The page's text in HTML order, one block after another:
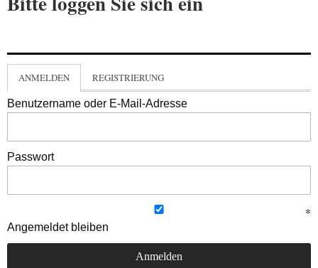
ANMELDEN REGISTRIERUNG
Benutzername oder E-Mail-Adresse
Passwort
Angemeldet bleiben